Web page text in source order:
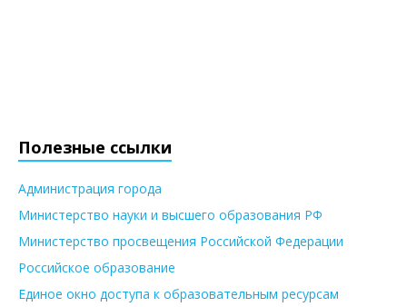
Полезные ссылки
Администрация города
Министерство науки и высшего образования РФ
Министерство просвещения Российской Федерации
Российское образование
Единое окно доступа к образовательным ресурсам